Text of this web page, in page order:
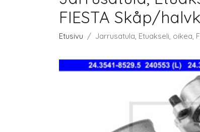
FIESTA Skåp/
Etusivu Jarrusatula, Etuakseli, oikea,